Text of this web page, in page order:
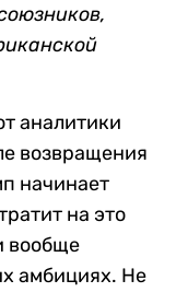
аналитики
возвращения
начинает
на это
вообще
амбициях. Не